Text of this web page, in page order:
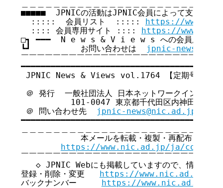
■■■■■  JPNICの活動はJPNIC会員によって支えら
  :::::  会員リスト  :::::
https://
  :::: 会員専用サイト ::::
https://
□┓ ━━━  N e w s & V i e w s への会員広告無料
┗┛          お問い合わせは
jpnic-
￣￣￣￣￣￣￣￣￣￣￣￣￣￣￣￣￣￣￣￣￣￣￣￣
━━━━━━━━━━━━━━━━━━━━━━━━━━━━━━━━━━━
JPNIC News & Views vol.1764 【定期号】
＠ 発行  一般社団法人 日本ネットワークインフォメ
101-0047 東京都千代田区内神田3-6-2
＠ 問い合わせ先
jpnic-news@nic.ad.jp
━━━━━━━━━━━━━━━━━━━━━━━━━━━━━━━━━━━
本メールを転載・複製・再配布・引用
https://www.nic.ad.jp/ja/
￣￣￣￣￣￣￣￣￣￣￣￣￣￣￣￣￣￣￣￣￣￣￣￣
◇ JPNIC Webにも掲載していますので、情報共有
登録・削除・変更 https://www.nic.ad.jp/ja/
バックナンバー https://www.nic.ad.jp/ja/